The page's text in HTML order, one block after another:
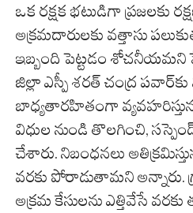
ఒక రక్షక భటుడిగా ప్రజలకు
అక్రమదారులకు వత్తాసు
ఇబ్బంది పెట్టడం
జిల్లా ఎస్పీ శరత్ చంద్ర
బాధ్యతారహితంగా
విధుల నుండి తొలగించి,
చేశారు. నిబంధనలు
వరకు పోరాడుతామని అన్నారు.
అక్రమ కేసులను ఎత్తివేసే